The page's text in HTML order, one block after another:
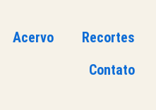
Acervo
Recortes
Contato